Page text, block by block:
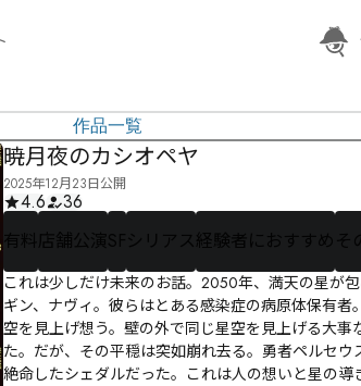
作品一覧
暁月夜のカシオペヤ
2025年12月23日公開
4.6
36
有料 店舗公演SFシリアス経験者におすすめそ
これは少しだけ未来のお話。2050年、満天の星が
ギン、ナヴィ。彼らはとある感染症の病原体保有
空を見上げ想う。壁の外で同じ星空を見上げる大
た。だが、その平穏は突如崩れ去る。勇者ペルセ
絶命したシェダルだった。これは人の想いと星の導